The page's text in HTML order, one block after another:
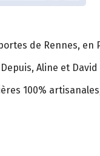
de Rennes, en
Depuis, Aline et
100%